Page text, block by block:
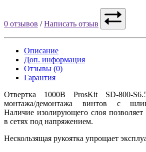
0 отзывов /Написать отзыв
Описание
Доп. информация
Отзывы (0)
Гарантия
Отвертка 1000В ProsKit SD-800-
монтажа/демонтажа винтов с
Наличие изолирующего слоя позволяет
в сетях под напряжением.
Нескользящая рукоятка упрощает